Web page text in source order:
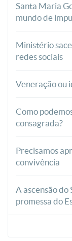
Santa Maria
mundo de
Ministério
redes sociais
Veneração ou
Como
consagrada?
Precisamos
convivência
A ascensão do
promessa do